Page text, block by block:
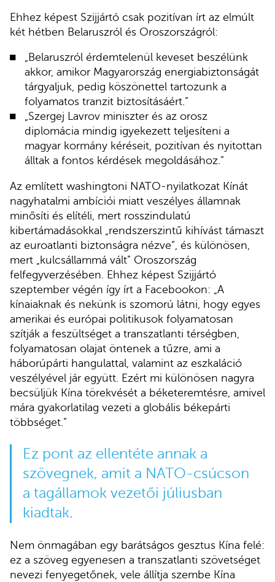
Ehhez képest Szijjártó csak pozitívan írt az elmúlt
két hétben Belaruszról és Oroszországról:
„Belaruszról érdemtelenül keveset beszélünk
akkor, amikor Magyarország energiabiztonságát
tárgyaljuk, pedig köszönettel tartozunk a
folyamatos tranzit biztosításáért.”
„Szergej Lavrov miniszter és az orosz
diplomácia mindig igyekezett teljesíteni a
magyar kormány kéréseit, pozitívan és nyitottan
álltak a fontos kérdések megoldásához.”
Az említett washingtoni NATO-nyilatkozat Kínát
nagyhatalmi ambíciói miatt veszélyes államnak
minősíti és elítéli, mert rosszindulatú
kibertámadásokkal „rendszerszintű kihívást támaszt
az euroatlanti biztonságra nézve”, és különösen,
mert „kulcsállammá vált” Oroszország
felfegyverzésében. Ehhez képest Szijjártó
szeptember végén így írt a Facebookon: „A
kínaiaknak és nekünk is szomorú látni, hogy egyes
amerikai és európai politikusok folyamatosan
szítják a feszültséget a transzatlanti térségben,
folyamatosan olajat öntenek a tűzre, ami a
háborúpárti hangulattal, valamint az eszkaláció
veszélyével jár együtt. Ezért mi különösen nagyra
becsüljük Kína törekvését a béketeremtésre, amivel
mára gyakorlatilag vezeti a globális békepárti
többséget.”
Ez pont az ellentéte annak a
szövegnek, amit a NATO-csúcson
a tagállamok vezetői júliusban
kiadtak.
Nem önmagában egy barátságos gesztus Kína felé:
ez a szöveg egyenesen a transzatlanti szövetséget
nevezi fenyegetőnek, vele állítja szembe Kína